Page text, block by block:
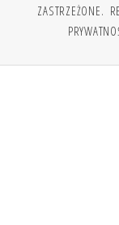
ZASTRZEŻONE.